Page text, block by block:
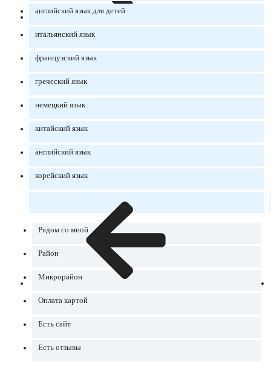
английский язык для детей
итальянский язык
французский язык
греческий язык
немецкий язык
китайский язык
английский язык
корейский язык
Рядом со мной
Район
Микрорайон
Оплата картой
Есть сайт
Есть отзывы